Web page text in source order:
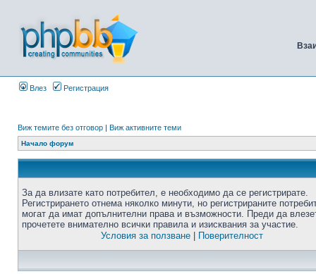
Влез Регистрация
Виж темите без отговор | Виж активните теми
Начало форум
За да влизате като потребител, е необходимо да се регистрирате.
Регистрирането отнема няколко минути, но регистрираните
могат да имат допълнителни права и възможности. Преди да
прочетете внимателно всички правила и изисквания за участие.
Условия за ползване| Поверителност